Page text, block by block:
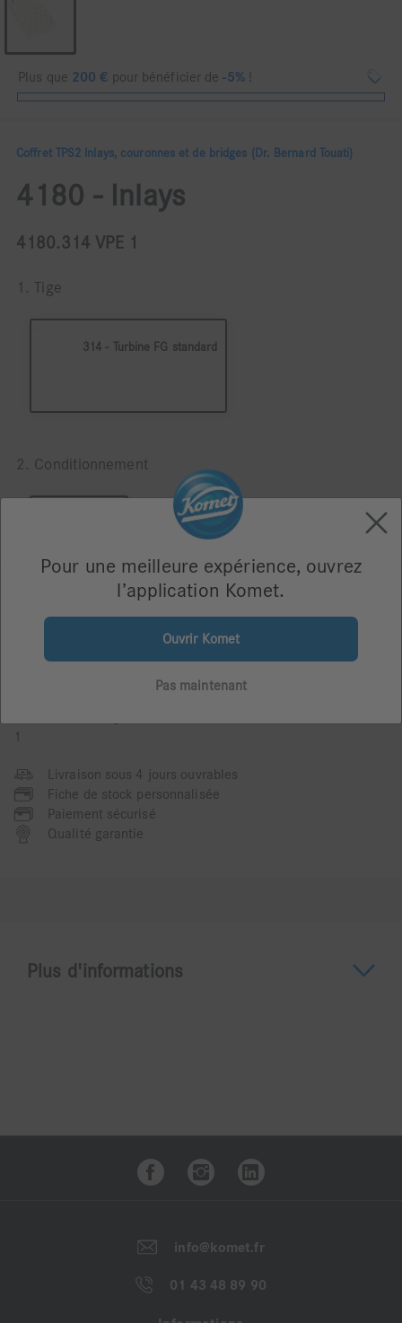
Plus que 200 € pour bénéficier de-5%!
Coffret TPS2 Inlays, couronnes et de bridges (Dr. Bernard Touati)
4180 - Inlays
4180.314 VPE 1
1. Tige
314 - Turbine FG standard
2. Conditionnement
1
Livraison sous 4 jours ouvrables
Fiche de stock personnalisée
Paiement sécurisé
Qualité garantie
Plus d'informations
6883. 314. 010
8856. 314. 016
6856. 314. 018
info@komet.fr
01 43 48 89 90
Pour une meilleure expérience, ouvrez
l’application Komet.
Ouvrir Komet
Pas maintenant